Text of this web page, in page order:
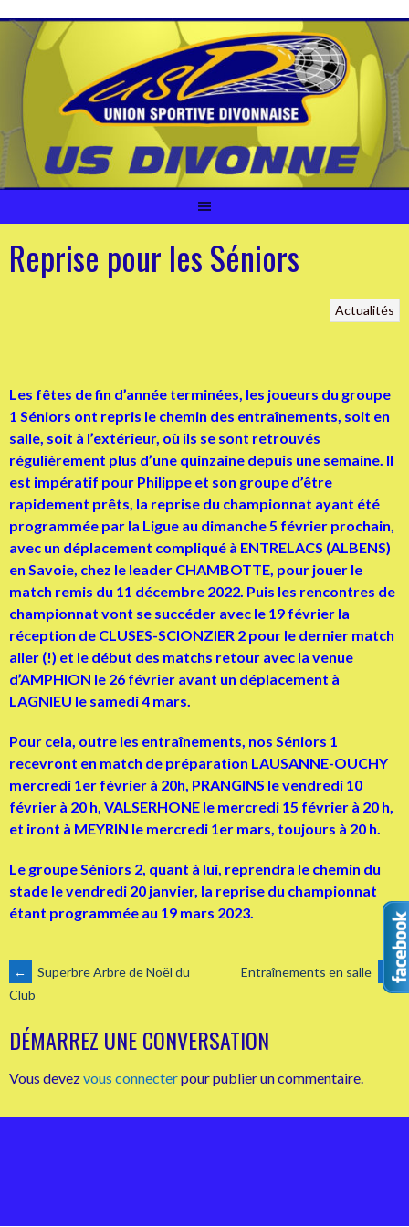
contenu
Reprise pour les Séniors
Actualités
Les fêtes de fin d’année terminées, les joueurs du groupe
1 Séniors ont repris le chemin des entraînements, soit en
salle, soit à l’extérieur, où ils se sont retrouvés
régulièrement plus d’une quinzaine depuis une semaine. Il
est impératif pour Philippe et son groupe d’être
rapidement prêts, la reprise du championnat ayant été
programmée par la Ligue au dimanche 5 février prochain,
avec un déplacement compliqué à ENTRELACS (ALBENS)
en Savoie, chez le leader CHAMBOTTE, pour jouer le
match remis du 11 décembre 2022. Puis les rencontres de
championnat vont se succéder avec le 19 février la
réception de CLUSES-SCIONZIER 2 pour le dernier match
aller (!) et le début des matchs retour avec la venue
d’AMPHION le 26 février avant un déplacement à
LAGNIEU le samedi 4 mars.
Pour cela, outre les entraînements, nos Séniors 1
recevront en match de préparation LAUSANNE-OUCHY
mercredi 1er février à 20h, PRANGINS le vendredi 10
février à 20 h, VALSERHONE le mercredi 15 février à 20 h,
et iront à MEYRIN le mercredi 1er mars, toujours à 20 h.
Le groupe Séniors 2, quant à lui, reprendra le chemin du
stade le vendredi 20 janvier, la reprise du championnat
étant programmée au 19 mars 2023.
NAVIGATION
DES
ARTICLES
←
Superbre Arbre de Noël du
Club
Entraînements en salle →
DÉMARREZ UNE CONVERSATION
Vous devezvous connecterpour publier un commentaire.